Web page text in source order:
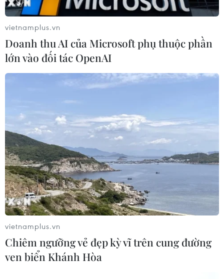
vietnamplus.vn
Doanh thu AI của Microsoft phụ thuộc phần
lớn vào đối tác OpenAI
vietnamplus.vn
Chiêm ngưỡng vẻ đẹp kỳ vĩ trên cung đường
ven biển Khánh Hòa